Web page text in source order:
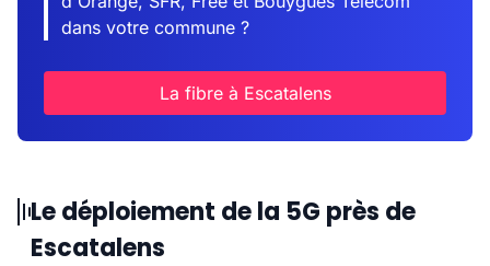
dans votre commune ?
La fibre à Escatalens
Le déploiement de la 5G près de
Escatalens